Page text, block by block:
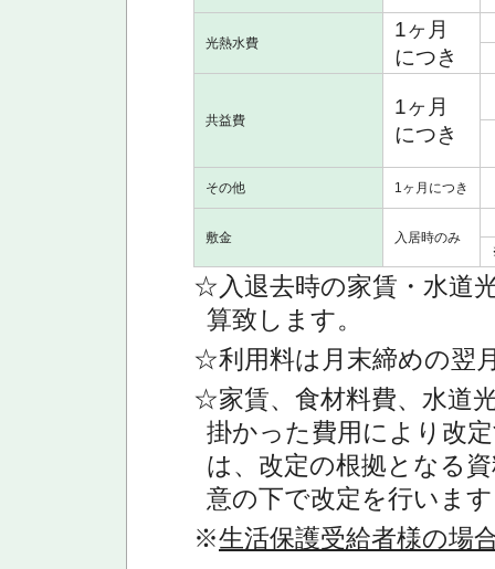
光熱水費
1ヶ月
につき
共益費
1ヶ月
につき
その他 1ヶ月につき
敷金
入居時のみ
☆入退去時の家賃・水道
算致します。
☆利用料は月末締めの翌
☆家賃、食材料費、水道
掛かった費用により改
は、改定の根拠となる
意の下で改定を行いま
※生活保護受給者様の場